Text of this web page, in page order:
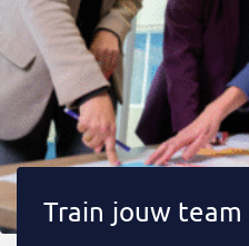
Train jouw team